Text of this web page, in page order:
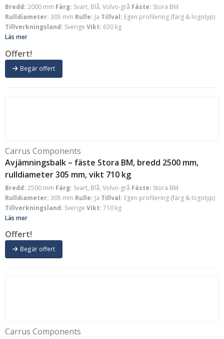
Bredd: 2000 mm Färg: Svart, Blå, Volvo-grå Fäste: Stora BM
Rulldiameter: 305 mm Rulle: Ja Tillval: Egen profilering (färg & logotyp)
Tillverkningsland: Sverige Vikt: 630 kg
Läs mer
Offert!
Begär offert
Carrus Components
Avjämningsbalk – fäste Stora BM, bredd 2500 mm,
rulldiameter 305 mm, vikt 710 kg
Bredd: 2500 mm Färg: Svart, Blå, Volvo-grå Fäste: Stora BM
Rulldiameter: 305 mm Rulle: Ja Tillval: Egen profilering (färg & logotyp)
Tillverkningsland: Sverige Vikt: 710 kg
Läs mer
Offert!
Begär offert
Carrus Components